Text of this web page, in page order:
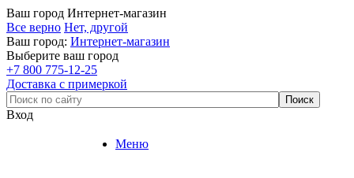
Ваш город Интернет-магазин
Все верно Нет, другой
Ваш город: Интернет-магазин
Выберите ваш город
+7 800 775-12-25
Доставка с примеркой
Вход
Меню